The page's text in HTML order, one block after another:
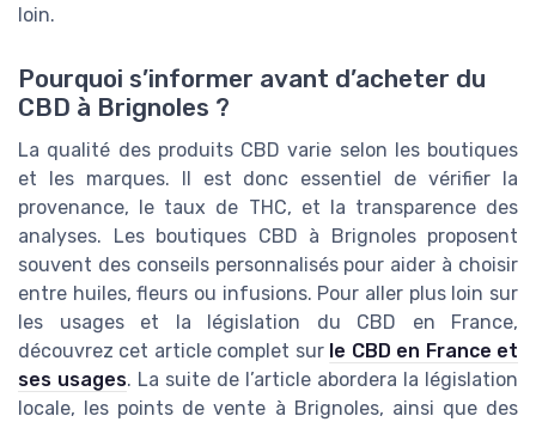
loin.
Pourquoi s’informer avant d’acheter du
CBD à Brignoles ?
La qualité des produits CBD varie selon les boutiques
et les marques. Il est donc essentiel de vérifier la
provenance, le taux de THC, et la transparence des
analyses. Les boutiques CBD à Brignoles proposent
souvent des conseils personnalisés pour aider à choisir
entre huiles, fleurs ou infusions. Pour aller plus loin sur
les usages et la législation du CBD en France,
découvrez cet article complet sur le CBD en France et
ses usages. La suite de l’article abordera la législation
locale, les points de vente à Brignoles, ainsi que des